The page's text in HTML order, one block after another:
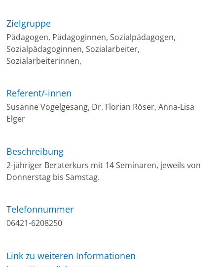
Zielgruppe
Pädagogen, Pädagoginnen, Sozialpädagogen,
Sozialpädagoginnen, Sozialarbeiter,
Sozialarbeiterinnen,
Referent/-innen
Susanne Vogelgesang, Dr. Florian Röser, Anna-Lisa
Elger
Beschreibung
2-jähriger Beraterkurs mit 14 Seminaren, jeweils von
Donnerstag bis Samstag.
Telefonnummer
06421-6208250
Link zu weiteren Informationen